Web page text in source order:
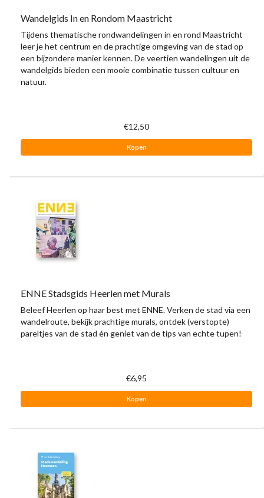
Wandelgids In en Rondom Maastricht
Tijdens thematische rondwandelingen in en rond Maastricht
leer je het centrum en de prachtige omgeving van de stad op
een bijzondere manier kennen. De veertien wandelingen uit de
wandelgids bieden een mooie combinatie tussen cultuur en
natuur.
€12,50
Kopen
ENNE Stadsgids Heerlen met Murals
Beleef Heerlen op haar best met ENNE. Verken de stad via een
wandelroute, bekijk prachtige murals, ontdek (verstopte)
pareltjes van de stad én geniet van de tips van echte tupen!
€6,95
Kopen